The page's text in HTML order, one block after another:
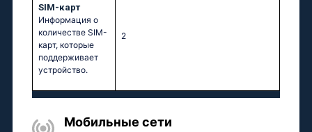
SIM-карт
Информация о
количестве SIM-
карт, которые
поддерживает
устройство.
2
Мобильные сети